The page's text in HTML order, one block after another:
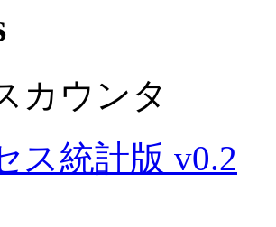
カウンタ
ス統計版 v0.2